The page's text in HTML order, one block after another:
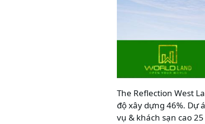
The Reflection West
độ xây dựng 46%. Dự
vụ & khách sạn cao